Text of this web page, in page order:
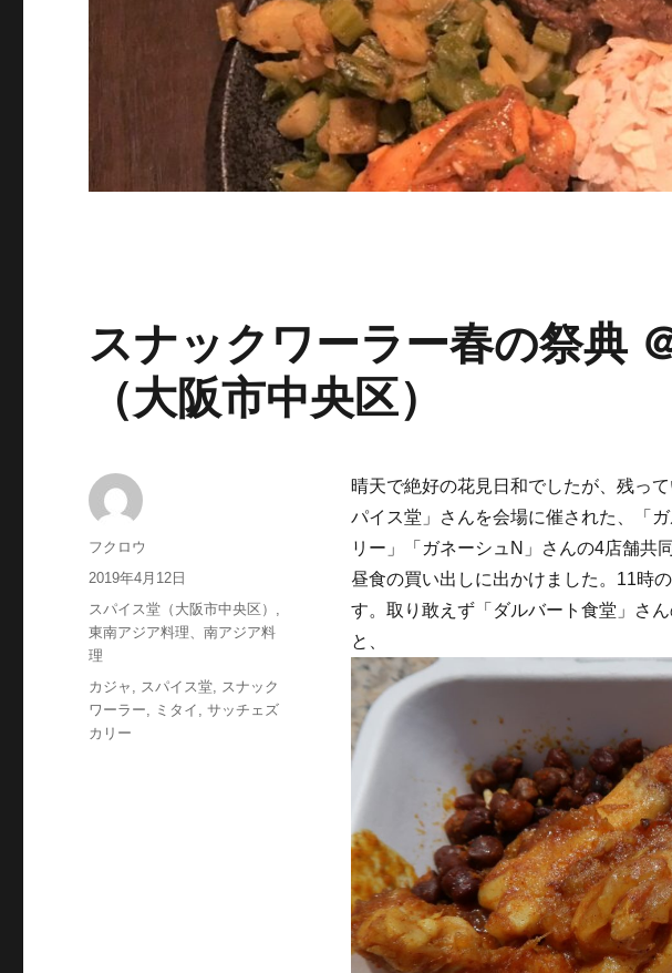
スナックワーラー春の祭典
（大阪市中央区）
晴天で絶好の花見日和でしたが、残っ
パイス堂」さんを会場に催された、「
リー」「ガネーシュN」さんの4店舗共
昼食の買い出しに出かけました。11時
す。取り敢えず「ダルバート食堂」さ
と、
投
稿
フクロウ
投
稿
日:
2019年4月12日
カ
テ
ゴ
リ
ー
スパイス堂（大阪市中央区） ,
東南アジア料理、南アジア料
理
タ
グ
カジャ , スパイス堂, スナック
ワーラー, ミタイ ,サッチェズ
カリー